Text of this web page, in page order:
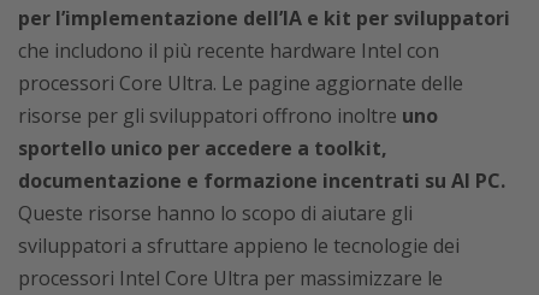
per l’implementazione dell’IA e kit per sviluppatori
che includono il più recente hardware Intel con
processori Core Ultra. Le pagine aggiornate delle
risorse per gli sviluppatori offrono inoltre uno
sportello unico per accedere a toolkit,
documentazione e formazione incentrati su AI PC.
Queste risorse hanno lo scopo di aiutare gli
sviluppatori a sfruttare appieno le tecnologie dei
processori Intel Core Ultra per massimizzare le